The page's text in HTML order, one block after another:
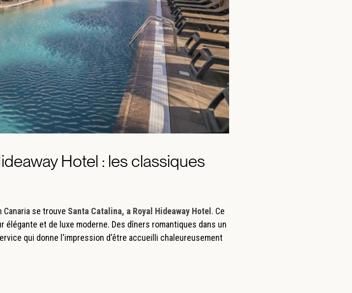
Hotel : les classiques
Canaria se trouve Santa Catalina, a Royal Hideaway Hotel . Ce
et de luxe moderne. Des dîners romantiques dans un
qui donne l'impression d'être accueilli chaleureusement